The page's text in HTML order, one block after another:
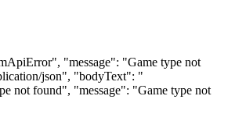
"message": "Game type not
json", "bodyText": "
not found", "message": "Game type not